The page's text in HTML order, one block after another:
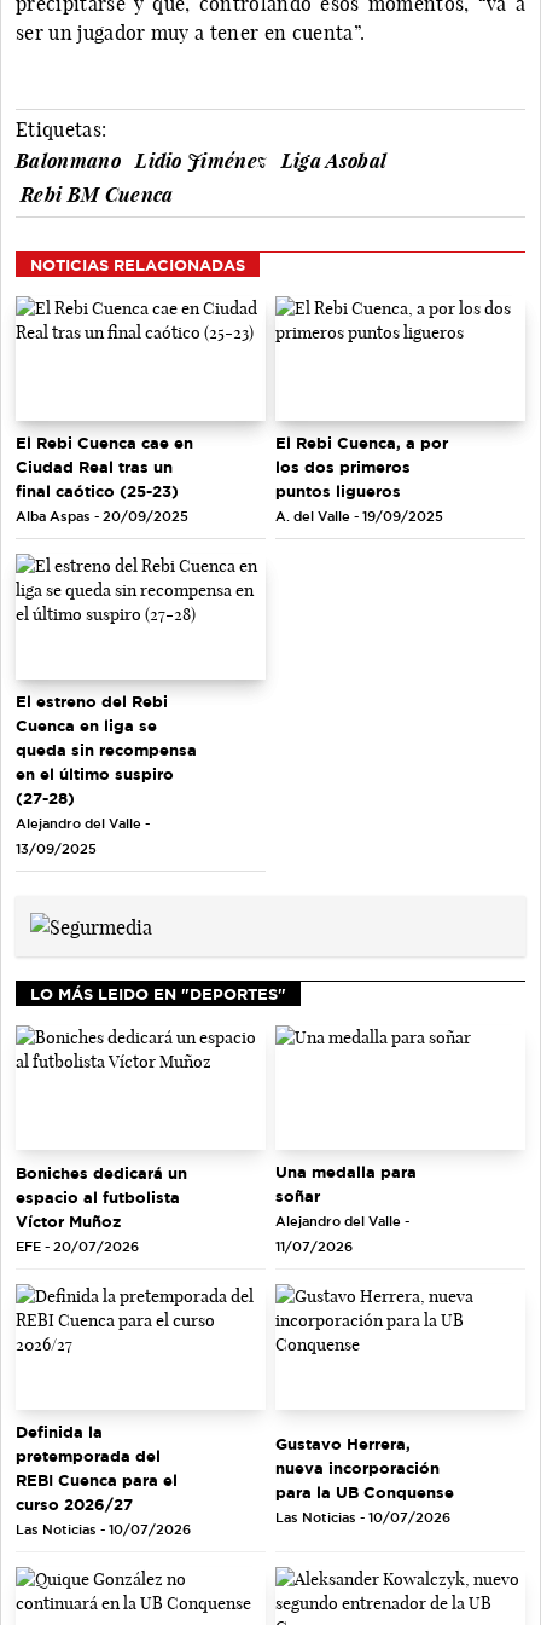
ser un jugador muy a tener en cuenta”.
Etiquetas:
Balonmano
Lidio Jiménez
Liga Asobal
Rebi BM Cuenca
NOTICIAS RELACIONADAS
El Rebi Cuenca cae en
Ciudad Real tras un
final caótico (25-23)
Alba Aspas - 20/09/2025
El Rebi Cuenca, a por
los dos primeros
puntos ligueros
A. del Valle - 19/09/2025
El estreno del Rebi
Cuenca en liga se
queda sin recompensa
en el último suspiro
(27-28)
Alejandro del Valle -
13/09/2025
LO MÁS LEIDO EN "DEPORTES"
Boniches dedicará un
espacio al futbolista
Víctor Muñoz
EFE - 20/07/2026
Una medalla para
soñar
Alejandro del Valle -
11/07/2026
Definida la
pretemporada del
REBI Cuenca para el
curso 2026/27
Las Noticias - 10/07/2026
Gustavo Herrera,
nueva incorporación
para la UB Conquense
Las Noticias - 10/07/2026